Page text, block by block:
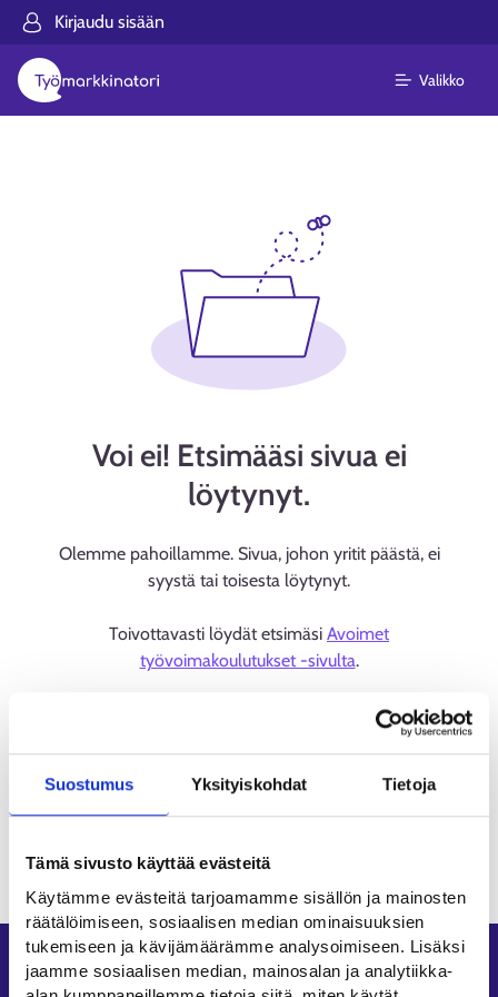
Suostumus Yksityiskohdat Tietoja
Tämä sivusto käyttää evästeitä
Käytämme evästeitä tarjoamamme sisällön ja mainosten
räätälöimiseen, sosiaalisen median ominaisuuksien
tukemiseen ja kävijämäärämme analysoimiseen. Lisäksi
jaamme sosiaalisen median, mainosalan ja analytiikka-
Kirjaudu sisään
Valikko
Voi ei! Etsimääsi sivua ei
löytynyt.
Olemme pahoillamme. Sivua, johon yritit päästä, ei
syystä tai toisesta löytynyt.
Toivottavasti löydät etsimäsi Avoimet
työvoimakoulutukset -sivulta.
Oikopolut